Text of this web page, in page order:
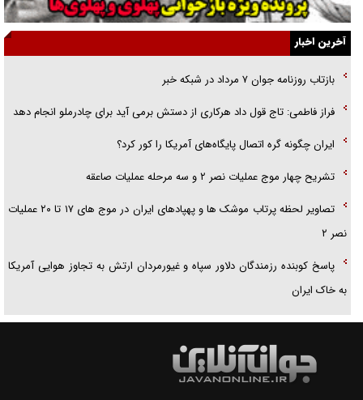
پلیس
آخرین اخبار
بازتاب روزنامه جوان ۷ مرداد در شبکه خبر
فراز فاطمی: تاج قول داد هرکاری از دستش برمی آید برای چادرملو انجام دهد
ایران چگونه گره اتصال پایگاه‌های آمریکا را کور کرد؟
تشریح چهار موج عملیات نصر ۲ و سه مرحله عملیات صاعقه
تصاویر لحظه پرتاب موشک ها و پهپادهای ایران در موج های ۱۷ تا ۲۰ عملیات
نصر ۲
پاسخ کوبنده رزمندگان دلاور سپاه و غیورمردان ارتش به تجاوز هوایی آمریکا
به خاک ایران